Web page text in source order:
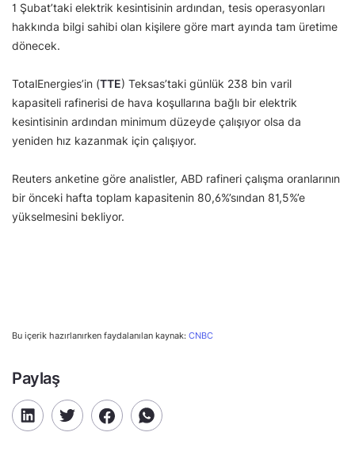
1 Şubat’taki elektrik kesintisinin ardından, tesis operasyonları
hakkında bilgi sahibi olan kişilere göre mart ayında tam üretime
dönecek.
TotalEnergies’in (TTE) Teksas’taki günlük 238 bin varil
kapasiteli rafinerisi de hava koşullarına bağlı bir elektrik
kesintisinin ardından minimum düzeyde çalışıyor olsa da
yeniden hız kazanmak için çalışıyor.
Reuters anketine göre analistler, ABD rafineri çalışma oranlarının
bir önceki hafta toplam kapasitenin 80,6%’sından 81,5%’e
yükselmesini bekliyor.
Bu içerik hazırlanırken faydalanılan kaynak: CNBC
Paylaş